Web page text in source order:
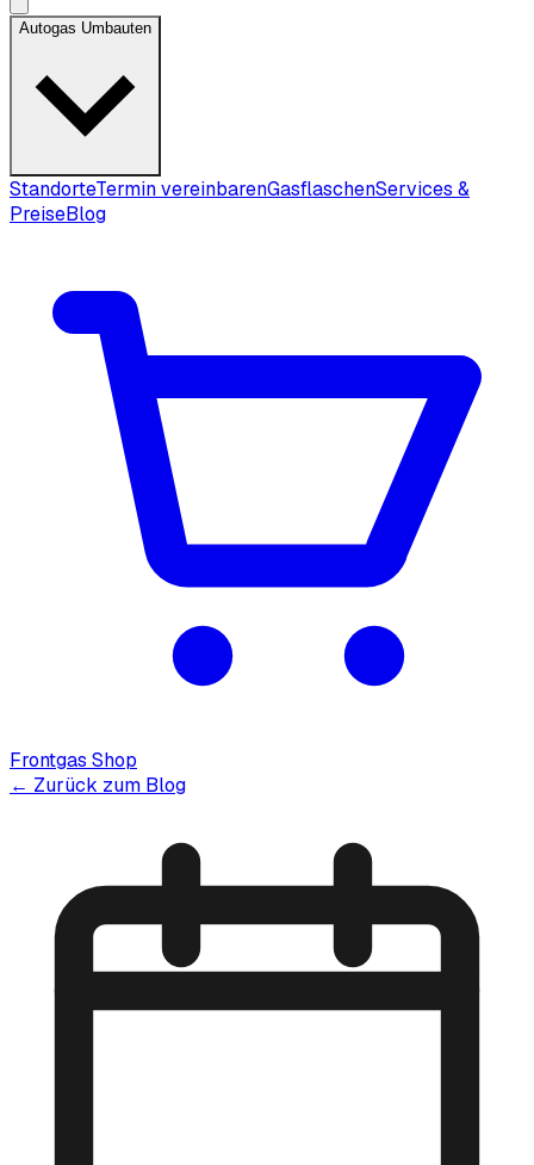
Autogas Umbauten
StandorteTermin vereinbarenGasflaschenServices &
PreiseBlog
Frontgas Shop
← Zurück zum Blog